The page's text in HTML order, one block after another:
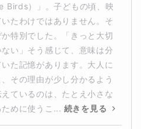
Birds）」。子どもの頃、映
たわけではありません。そ
特別でした。「きっと大切
い」そう感じて、意味は分
た記憶があります。大人に
その理由が少し分かるよう
ているのは、たとえ小さな
めに使うこ... 続きを見る